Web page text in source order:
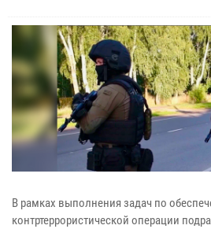
В рамках выполнения задач по
контртеррористической операции